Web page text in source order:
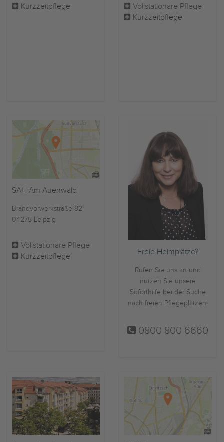
Kurzzeitpflege
Vollstationäre Pflege
Kurzzeitpflege
SAH Am Auenwald
Brandvorwerkstraße 82
04275 Leipzig
Vollstationäre Pflege
Kurzzeitpflege
Freie Heimplätze?
Rufen Sie uns an und
nutzen Sie unsere
Soforthilfe bei der Suche
nach freien Pflegeplätzen!
0800 800 6660